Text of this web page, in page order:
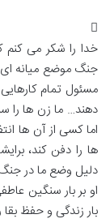
خدا را شکر می
جنگ موضع میانه ای
مسئول تمام
دهند… ما زن ها را
اما کسی از آن ها
ها را دفن کند،
دلیل وضع ما در
او بر بار سنگین
بار زندگی و حفظ